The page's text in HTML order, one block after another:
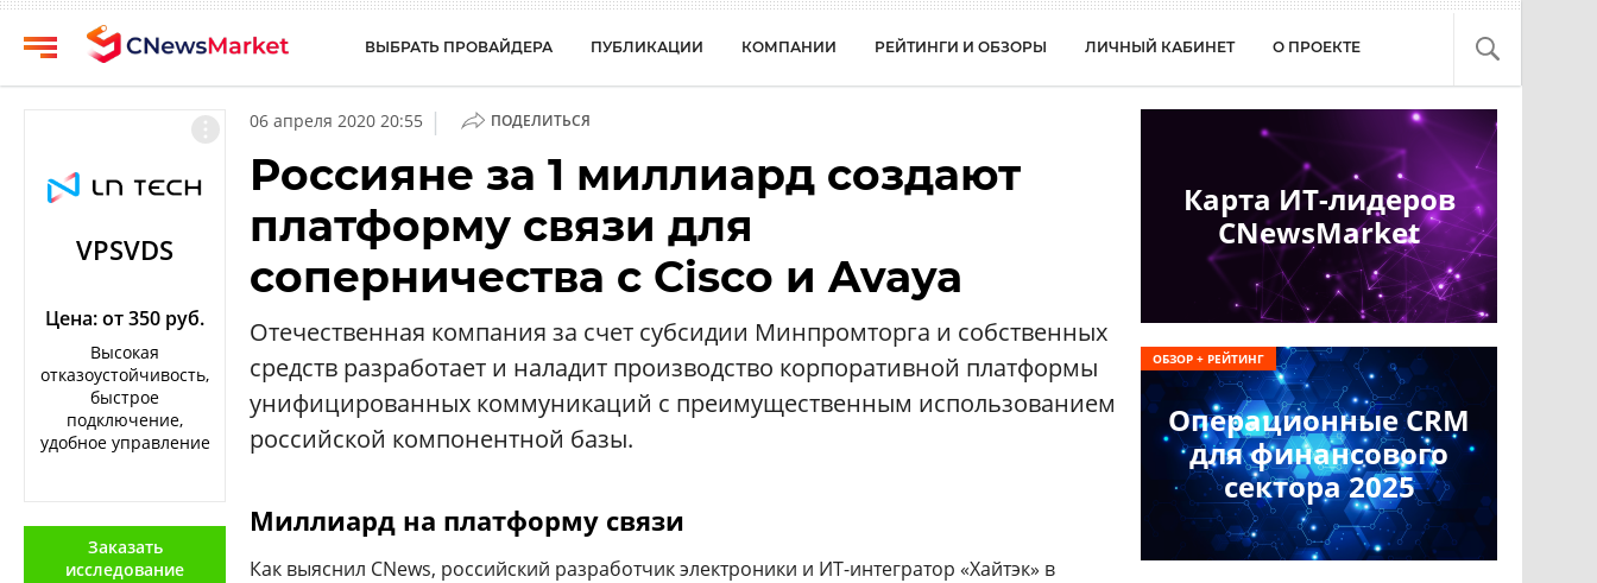
Публикации
обзоры
кабинет
проекте
Аналитика
Конференции
Техника
ВЫБРАТЬ ПРОВАЙДЕРА ПУБЛИКАЦИИ КОМПАНИИ РЕЙТИНГИ И ОБЗОРЫ ЛИЧНЫЙ КАБИНЕТ О ПРОЕКТЕ
VPSVDS
Цена: от 350 руб.
Высокая
отказоустойчивость,
быстрое
подключение,
удобное управление
Заказать
исследование
06 апреля 2020 20:55 | ПОДЕЛИТЬСЯ
Россияне за 1 миллиард создают
платформу связи для
соперничества с Cisco и Avaya
Отечественная компания за счет субсидии Минпромторга и собственных
средств разработает и наладит производство корпоративной платформы
унифицированных коммуникаций с преимущественным использованием
российской компонентной базы.
Миллиард на платформу связи
Как выяснил CNews, российский разработчик электроники и ИТ-интегратор «Хайтэк» в
Карта ИТ-лидеров
CNewsMarket
Операционные CRM
для финансового
сектора 2025
ОБЗОР + РЕЙТИНГ